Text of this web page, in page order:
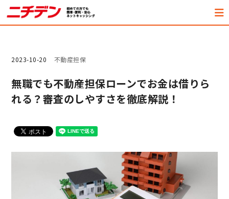
2023-10-20 不動産担保
無職でも不動産担保ローンでお金は借りら
れる？審査のしやすさを徹底解説！